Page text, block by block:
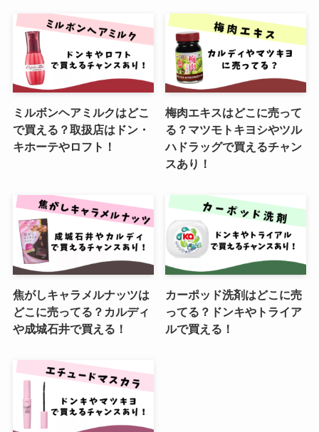
ミルボンヘアミルクはどこ
で買える？取扱店はドン・
キホーテやロフト！
梅肉エキスはどこに売って
る？マツモトキヨシやツル
ハドラッグで買えるチャン
スあり！
焦がしキャラメルナッツは
どこに売ってる？カルディ
や成城石井で買える！
カーポッド洗剤はどこに売
ってる？ドンキやトライア
ルで買える！